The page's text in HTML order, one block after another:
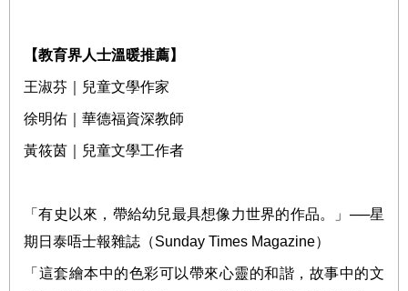
【教育界人士溫暖推薦】
王淑芬｜兒童文學作家
徐明佑｜華德福資深教師
黃筱茵｜兒童文學工作者
「有史以來，帶給幼兒最具想像力世界的作品。」 ──星
期日泰唔士報雜誌（Sunday Times Magazine）
「這套繪本中的色彩可以帶來心靈的和諧，故事中的文